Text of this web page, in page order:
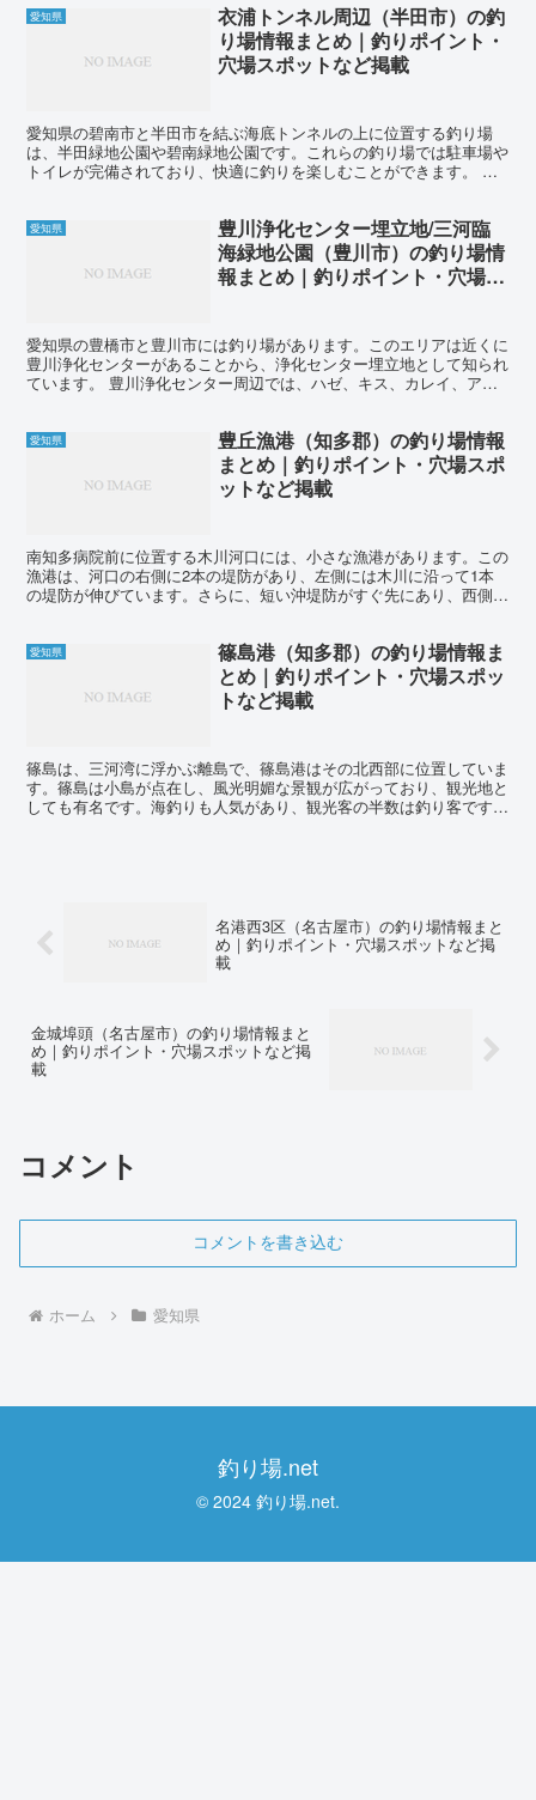
愛知県
衣浦トンネル周辺（半田市）の釣
り場情報まとめ｜釣りポイント・
穴場スポットなど掲載
愛知県の碧南市と半田市を結ぶ海底トンネルの上に位置する釣り場
は、半田緑地公園や碧南緑地公園です。これらの釣り場では駐車場や
トイレが完備されており、快適に釣りを楽しむことができます。 衣
愛知県
豊川浄化センター埋立地/三河臨
海緑地公園（豊川市）の釣り場情
報まとめ｜釣りポイント・穴場ス
愛知県の豊橋市と豊川市には釣り場があります。このエリアは近くに
豊川浄化センターがあることから、浄化センター埋立地として知られ
ています。 豊川浄化センター周辺では、ハゼ、キス、カレイ、アイ
愛知県
豊丘漁港（知多郡）の釣り場情報
まとめ｜釣りポイント・穴場スポ
ットなど掲載
南知多病院前に位置する木川河口には、小さな漁港があります。この
漁港は、河口の右側に2本の堤防があり、左側には木川に沿って1本
の堤防が伸びています。さらに、短い沖堤防がすぐ先にあり、西側の
愛知県
篠島港（知多郡）の釣り場情報ま
とめ｜釣りポイント・穴場スポッ
トなど掲載
篠島は、三河湾に浮かぶ離島で、篠島港はその北西部に位置していま
す。篠島は小島が点在し、風光明媚な景観が広がっており、観光地と
しても有名です。海釣りも人気があり、観光客の半数は釣り客です。
名港西3区（名古屋市）の釣り場情報まと
め｜釣りポイント・穴場スポットなど掲
載
金城埠頭（名古屋市）の釣り場情報まと
め｜釣りポイント・穴場スポットなど掲
載
コメント
コメントを書き込む
ホーム 愛知県
釣り場.net
© 2024 釣り場.net.